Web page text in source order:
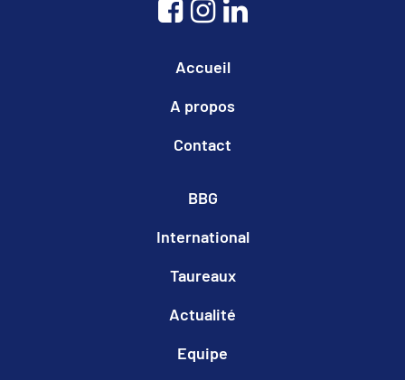
Accueil
A propos
Contact
BBG
International
Taureaux
Actualité
Equipe